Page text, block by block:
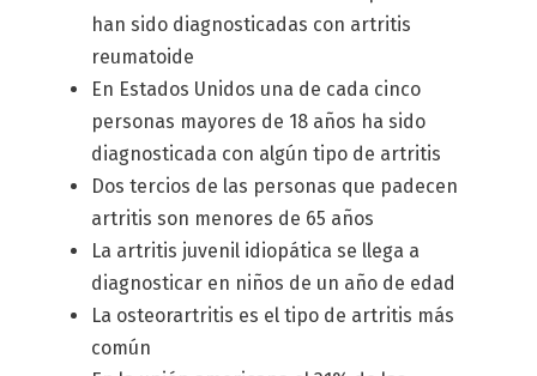
han sido diagnosticadas con artritis
reumatoide
En Estados Unidos una de cada cinco
personas mayores de 18 años ha sido
diagnosticada con algún tipo de artritis
Dos tercios de las personas que padecen
artritis son menores de 65 años
La artritis juvenil idiopática se llega a
diagnosticar en niños de un año de edad
La osteorartritis es el tipo de artritis más
común